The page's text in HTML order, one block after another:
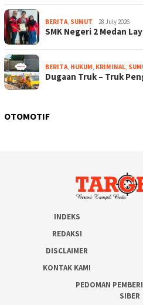
BERITA SUMUT 28 July 2026
SMK Negeri 2 Medan
BERITA HUKUM KRIMINAL
Dugaan Truk – Truk
OTOMOTIF
INDEKS
REDAKSI
DISCLAIMER
KONTAK KAMI
PEDOMAN
SIBER